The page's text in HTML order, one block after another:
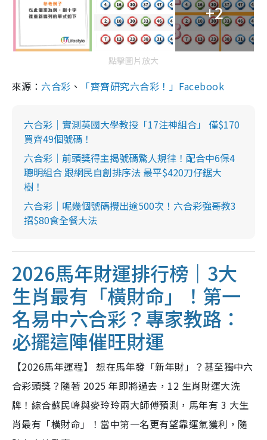
+2
點擊圖片放大
來源： 六合彩 、 「齊齊研究六合彩！」Facebook
六合彩｜實測英國大學教授「17注神組合」 僅$170
買齊49個號碼！
六合彩｜前頭獎得主揭號碼驚人規律！配合中6保4
聰明組合 跟網民自創排序法 最平$420刀仔鋸大
樹！
六合彩｜呢幾個號碼攪出逾500次！六合彩強哥教3
招$80食全餐大法
2026馬年財運排行榜｜3大
生肖最有「橫財命」！第一
名易中六合彩？專家教路：
必擺這陣催旺財運
【2026馬年運程】 想在馬年發「新年財」？甚至獨中六
合彩頭獎？隨著 2025 年即將過去，12 生肖財運大洗
牌！綜合蘇民峰與麥玲玲兩大師傅預測，馬年有 3 大生
肖最有「橫財命」！當中第一名更有望靠運氣獲利，隨